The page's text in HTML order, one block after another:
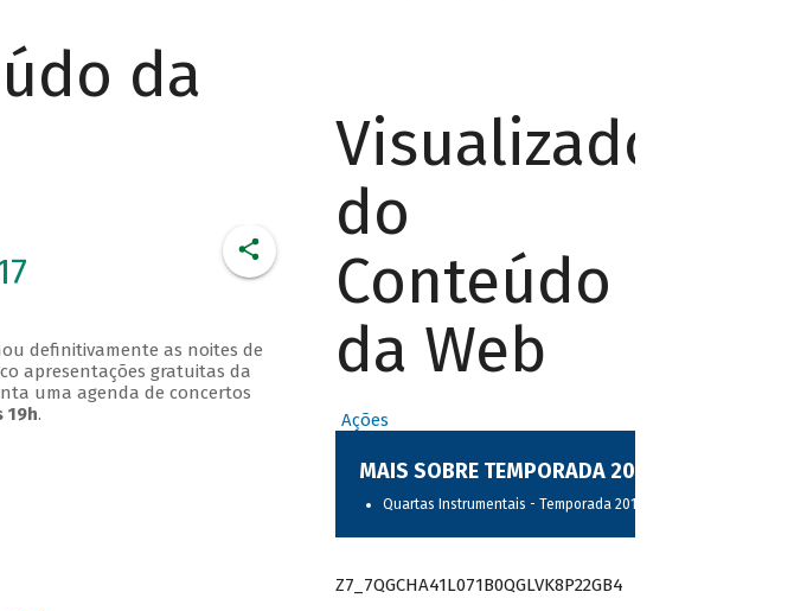
da
definitivamente as noites de
apresentações gratuitas da
uma agenda de concertos
19h.
Visualizador
do
Conteúdo
da Web
Ações
MAIS SOBRE TEMPORADA 2017
Quartas Instrumentais - Temporada 2017
Z7_7QGCHA41L071B0QGLVK8P22GB4